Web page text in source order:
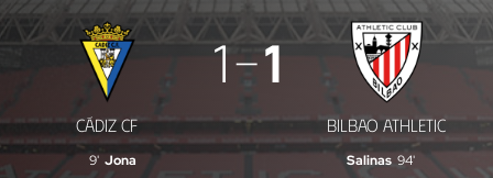
Cádiz
Bilbao
CÁDIZ CF
1 1
BILBAO ATHLETIC
9' Jona Salinas 94'